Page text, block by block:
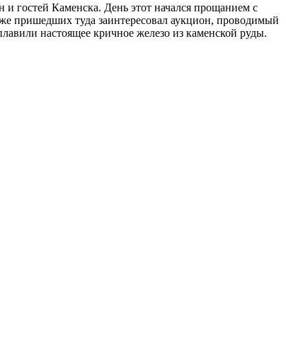
гостей Каменска. День этот начался прощанием с
пришедших туда заинтересовал аукцион, проводимый
настоящее кричное железо из каменской руды.